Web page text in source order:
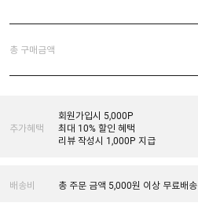
총 구매금액
추가혜택
회원가입시 5,000P
최대 10% 할인 혜택
리뷰 작성시 1,000P 지급
배송비 총 주문 금액 5,000원 이상 무료배송